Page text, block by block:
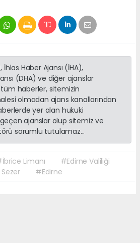
Haber Ajansı (İHA),
(DHA) ve diğer ajanslar
haberler, sitemizin
olmadan ajans kanallarından
yer alan hukuki
ajanslar olup sitemiz ve
sorumlu tutulamaz...
Limanı
#Edirne Valiliği
#Edirne